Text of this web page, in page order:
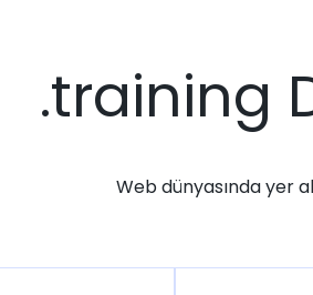
.training
Web dünyasında yer